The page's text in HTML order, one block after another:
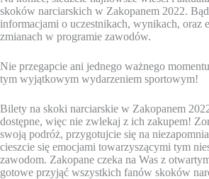
skoków narciarskich w Zakopanem 2022.
informacjami o uczestnikach, wynikach, oraz
zmianach w programie zawodów.
Nie przegapcie ani jednego ważnego
tym wyjątkowym wydarzeniem sportowym!
Bilety na skoki narciarskie w Zakopanem
dostępne, więc nie zwlekaj z ich zakupem!
swoją podróż, przygotujcie się na
cieszcie się emocjami towarzyszącymi tym
zawodom. Zakopane czeka na Was z
gotowe przyjąć wszystkich fanów skoków